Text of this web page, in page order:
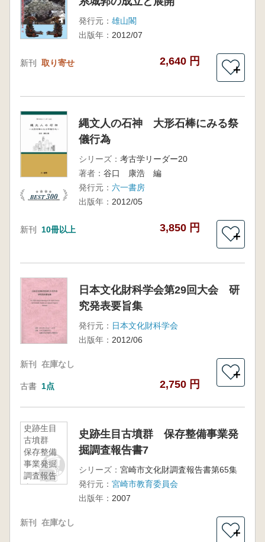
発行元： 雄山閣
出版年： 2012/07
新刊 取り寄せ 2,640 円
＋
縄文人の石神 大形石棒にみる祭
儀行為
シリーズ： 考古学リーダー20
著者： 谷口 康浩 編
発行元： 六一書房
出版年： 2012/05
新刊 10冊以上 3,850 円
＋
日本文化財科学会第29回大会 研
究発表要旨集
発行元： 日本文化財科学会
出版年： 2012/06
新刊 在庫なし
古書 1点 2,750 円
＋
史跡生目
古墳群
保存整備
事業発掘
調査報告
書7
史跡生目古墳群 保存整備事業発
掘調査報告書7
シリーズ： 宮崎市文化財調査報告書第65集
発行元： 宮崎市教育委員会
出版年： 2007
新刊 在庫なし
＋